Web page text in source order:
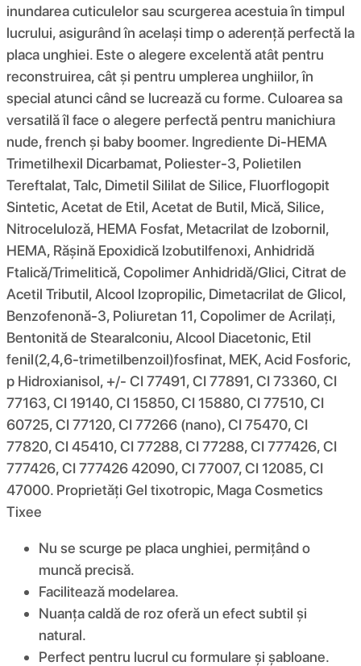
inundarea cuticulelor sau scurgerea acestuia în timpul
lucrului, asigurând în același timp o aderență perfectă la
placa unghiei. Este o alegere excelentă atât pentru
reconstruirea, cât și pentru umplerea unghiilor, în
special atunci când se lucrează cu forme. Culoarea sa
versatilă îl face o alegere perfectă pentru manichiura
nude, french și baby boomer. Ingrediente Di-HEMA
Trimetilhexil Dicarbamat, Poliester-3, Polietilen
Tereftalat, Talc, Dimetil Sililat de Silice, Fluorflogopit
Sintetic, Acetat de Etil, Acetat de Butil, Mică, Silice,
Nitroceluloză, HEMA Fosfat, Metacrilat de Izobornil,
HEMA, Rășină Epoxidică Izobutilfenoxi, Anhidridă
Ftalică/Trimelitică, Copolimer Anhidridă/Glici, Citrat de
Acetil Tributil, Alcool Izopropilic, Dimetacrilat de Glicol,
Benzofenonă-3, Poliuretan 11, Copolimer de Acrilați,
Bentonită de Stearalconiu, Alcool Diacetonic, Etil
fenil(2,4,6-trimetilbenzoil)fosfinat, MEK, Acid Fosforic,
p Hidroxianisol, +/- CI 77491, CI 77891, CI 73360, CI
77163, CI 19140, CI 15850, CI 15880, CI 77510, CI
60725, CI 77120, CI 77266 (nano), CI 75470, CI
77820, CI 45410, CI 77288, CI 77288, CI 777426, CI
777426, CI 777426 42090, CI 77007, CI 12085, CI
47000. Proprietăți Gel tixotropic, Maga Cosmetics
Tixee
Nu se scurge pe placa unghiei, permițând o
muncă precisă.
Facilitează modelarea.
Nuanța caldă de roz oferă un efect subtil și
natural.
Perfect pentru lucrul cu formulare și șabloane.